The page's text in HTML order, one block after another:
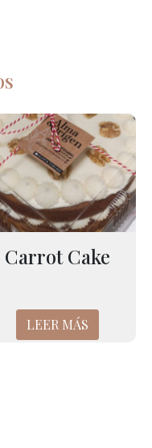
Carrot Cake
LEER MÁS